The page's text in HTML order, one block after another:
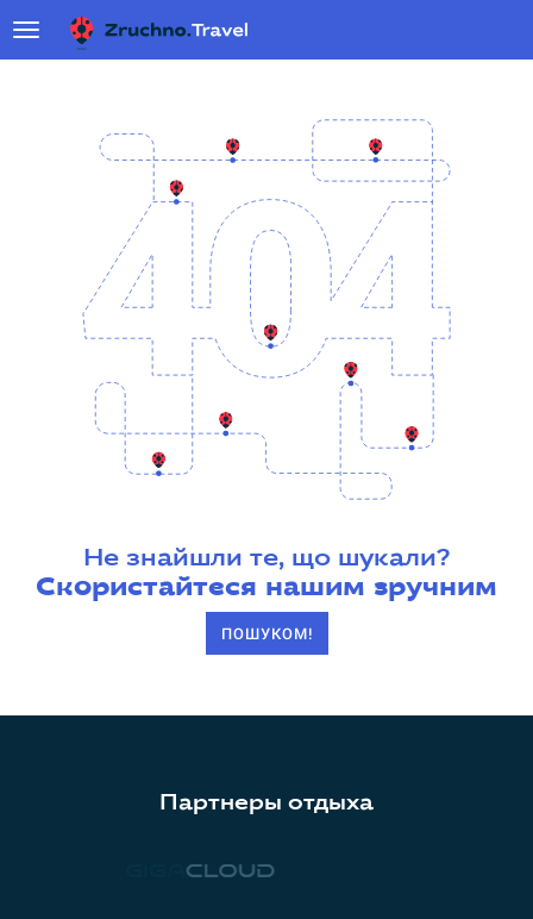
Не знайшли те, що шукали?
Скористайтеся нашим зручним
ПОШУКОМ!
Партнеры отдыха